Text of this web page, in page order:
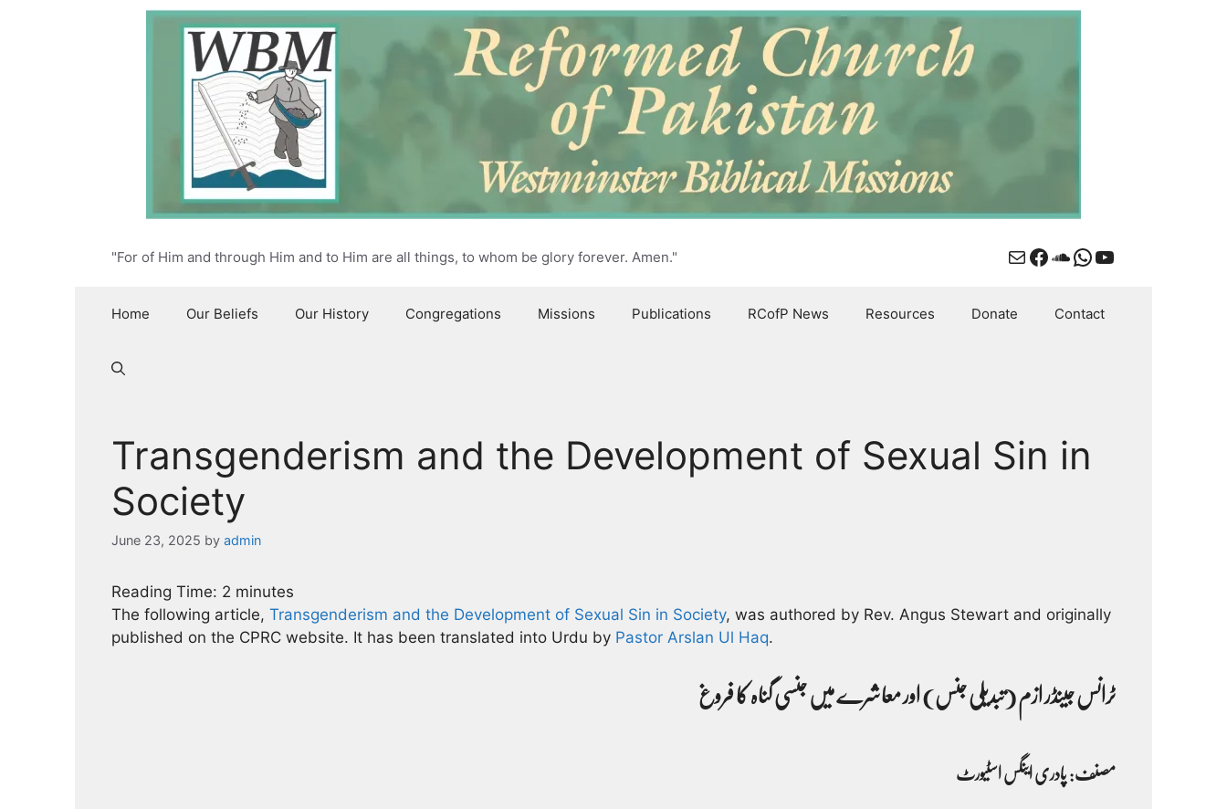
"For of Him and through Him and to Him are all things, to whom be glory forever. Amen." MailFacebook
SoundCloud
WhatsApp
YouTube
Home Our Beliefs Our History Congregations Missions Publications RCofP News Resources Donate Contact
Transgenderism and the Development of Sexual Sin in
Society
June 23, 2025 by admin
Reading Time: 2 minutes
The following article, Transgenderism and the Development of Sexual Sin in Society, was authored by Rev. Angus Stewart and originally
published on the CPRC website. It has been translated into Urdu by Pastor Arslan Ul Haq.
ٹرانس جینڈر ازم (تبدیلی جنس) اور معاشرے میں جنسی گناہ کا فروغ
مصنف: پادری اینگس اسٹیورٹ